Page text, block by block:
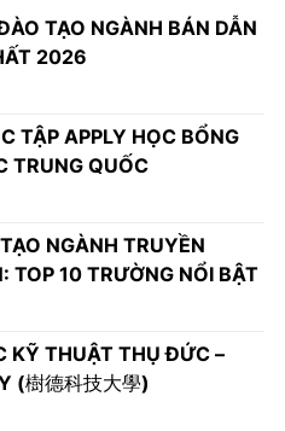
TẠO NGÀNH BÁN DẪN
2026
TẬP APPLY HỌC BỔNG
TRUNG QUỐC
NGÀNH TRUYỀN
TOP 10 TRƯỜNG NỔI BẬT
KỸ THUẬT THỤ ĐỨC –
(樹德科技大學)